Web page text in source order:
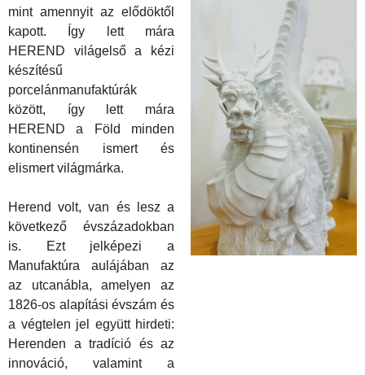
mint amennyit az elődöktől
kapott. Így lett mára
HEREND világelső a
kézi
készítésű
porcelánmanufaktúrák
között, így lett mára
HEREND a Föld minden
kontinensén ismert és
elismert világmárka.
Herend volt, van és lesz a
következő évszázadokban
is. Ezt jelképezi a
Manufaktúra aulájában az
az utcanábla, amelyen az
1826-os alapítási évszám és
a végtelen jel együtt hirdeti:
Herenden a tradíció és az
innováció, valamint a